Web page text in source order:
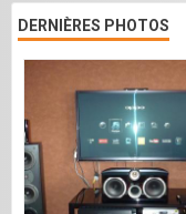
DERNIÈRES PHOTOS